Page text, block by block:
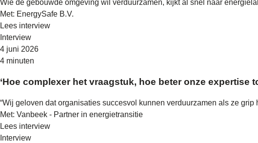
Wie de gebouwde omgeving wil verduurzamen, kijkt al snel naar
Met: EnergySafe B.V.
Lees interview
Interview
4 juni 2026
4 minuten
‘Hoe complexer het vraagstuk, hoe beter onze expertise
“Wij geloven dat organisaties succesvol kunnen verduurzamen als ze
Met: Vanbeek - Partner in energietransitie
Lees interview
Interview